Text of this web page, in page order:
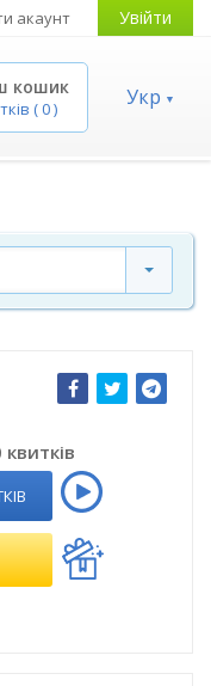
акаунт Увійти
кошик
(0) Укр
квитків